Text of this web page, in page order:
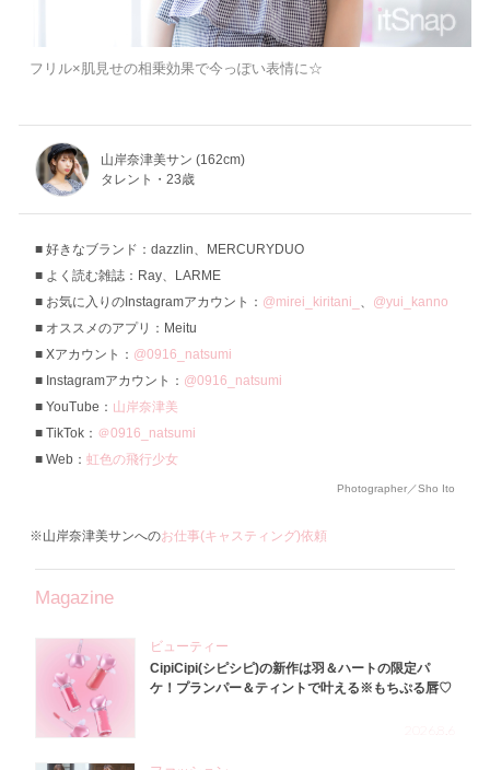
フリル×肌見せの相乗効果で今っぽい表情に☆
山岸奈津美サン (162cm)
タレント・23歳
好きなブランド：dazzlin、MERCURYDUO
よく読む雑誌：Ray、LARME
お気に入りのInstagramアカウント： @mirei_kiritani_
@yui_kanno
オススメのアプリ：Meitu
Xアカウント： @0916_natsumi
Instagramアカウント： @0916_natsumi
YouTube： 山岸奈津美
TikTok： ＠0916_natsumi
Web： 虹色の飛行少女
Photographer／Sho Ito
※山岸奈津美サンへのお仕事(キャスティング)依頼
Magazine
ビューティー
CipiCipi(シピシピ)の新作は羽＆ハートの限定パ
ケ！プランパー＆ティントで叶える※もちぷる唇♡